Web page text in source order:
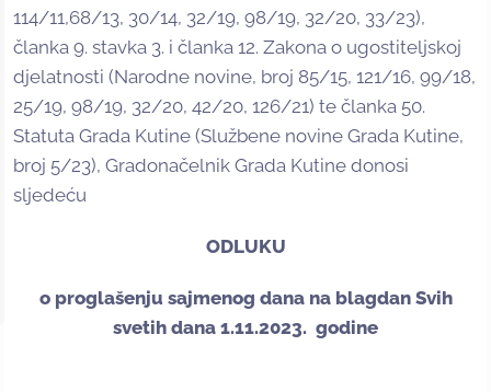
114/11,68/13, 30/14, 32/19, 98/19, 32/20, 33/23),
članka 9. stavka 3. i članka 12. Zakona o ugostiteljskoj
djelatnosti (Narodne novine, broj 85/15, 121/16, 99/18,
25/19, 98/19, 32/20, 42/20, 126/21) te članka 50.
Statuta Grada Kutine (Službene novine Grada Kutine,
broj 5/23), Gradonačelnik Grada Kutine donosi
sljedeću
ODLUKU
o proglašenju sajmenog dana na blagdan Svih
svetih dana 1.11.2023. godine